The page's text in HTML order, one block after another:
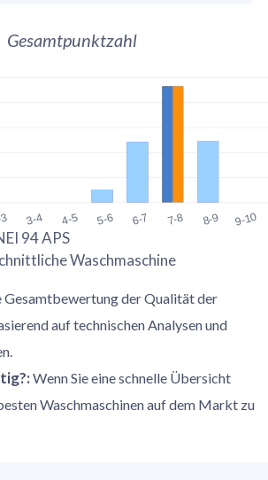
Gesamtpunktzahl
3-4 4-5 5-6 6-7 7-8 8-9 9-10
94 APS
Waschmaschine
Gesamtbewertung der Qualität der
auf technischen Analysen und
: Wenn Sie eine schnelle Übersicht
Waschmaschinen auf dem Markt zu